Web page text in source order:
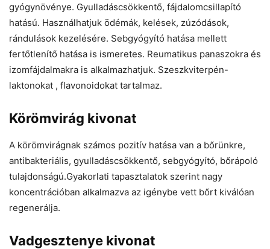
gyógynövénye. Gyulladáscsökkentő, fájdalomcsillapító
hatású. Használhatjuk ödémák, kelések, zúzódások,
rándulások kezelésére. Sebgyógyító hatása mellett
fertőtlenítő hatása is ismeretes. Reumatikus panaszokra és
izomfájdalmakra is alkalmazhatjuk. Szeszkviterpén-
laktonokat , flavonoidokat tartalmaz.
Körömvirág kivonat
A körömvirágnak számos pozitív hatása van a bőrünkre,
antibakteriális, gyulladáscsökkentő, sebgyógyító, bőrápoló
tulajdonságú.Gyakorlati tapasztalatok szerint nagy
koncentrációban alkalmazva az igénybe vett bőrt kiválóan
regenerálja.
Vadgesztenye kivonat